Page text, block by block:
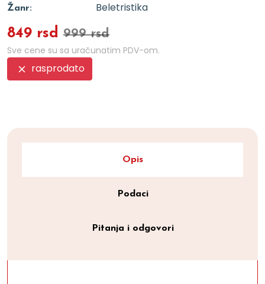
Žanr: Beletristika
849 rsd 999 rsd
Sve cene su sa uračunatim PDV-om.
rasprodato
Opis
Podaci
Pitanja i odgovori